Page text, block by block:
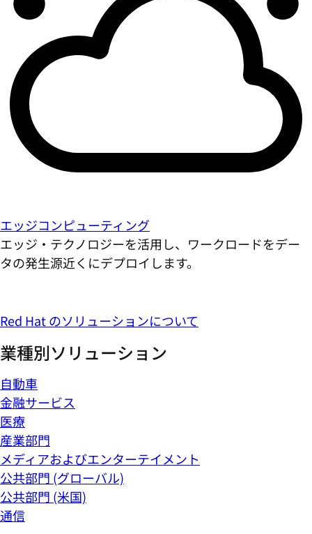
エッジコンピューティング
エッジ・テクノロジーを活用し、ワークロードをデー
タの発生源近くにデプロイします。
Red Hat のソリューションについて
業種別ソリューション
自動車
金融サービス
医療
産業部門
メディアおよびエンターテイメント
公共部門 (グローバル)
公共部門 (米国)
通信